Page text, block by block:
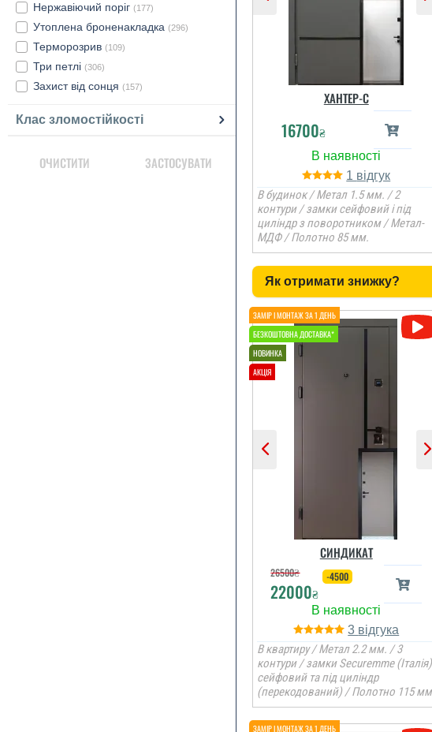
Нержавіючий поріг (177)
Утоплена броненакладка (296)
Терморозрив (109)
Три петлі (306)
Захист від сонця (157)
Клас зломостійкості
ОЧИСТИТИ ЗАСТОСУВАТИ
ХАНТЕР-С
16700₴
1
В будинок / Метал 1.5 мм. / 2
контури / замки сейфовий і під
циліндр з поворотником / Метал-
МДФ / Полотно 85 мм.
Як отримати знижку?
СИНДИКАТ
26500₴
22000₴
-4500
3
В квартиру / Метал 2.2 мм. / 3
контури / замки Securemme (Італія)
сейфовий та під циліндр
(перекодований) / Полотно 115